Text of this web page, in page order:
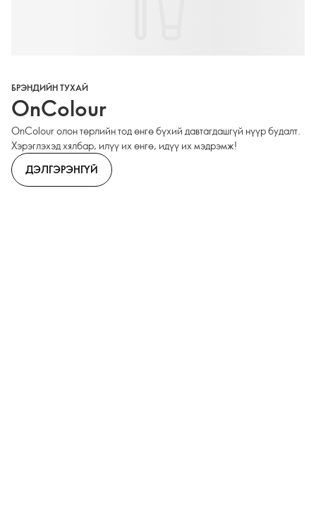
БРЭНДИЙН ТУХАЙ
OnColour
OnColour олон төрлийн тод өнгө бүхий давтагдашгүй нүүр будалт.
Хэрэглэхэд хялбар, илүү их өнгө, идүү их мэдрэмж!
ДЭЛГЭРЭНГҮЙ